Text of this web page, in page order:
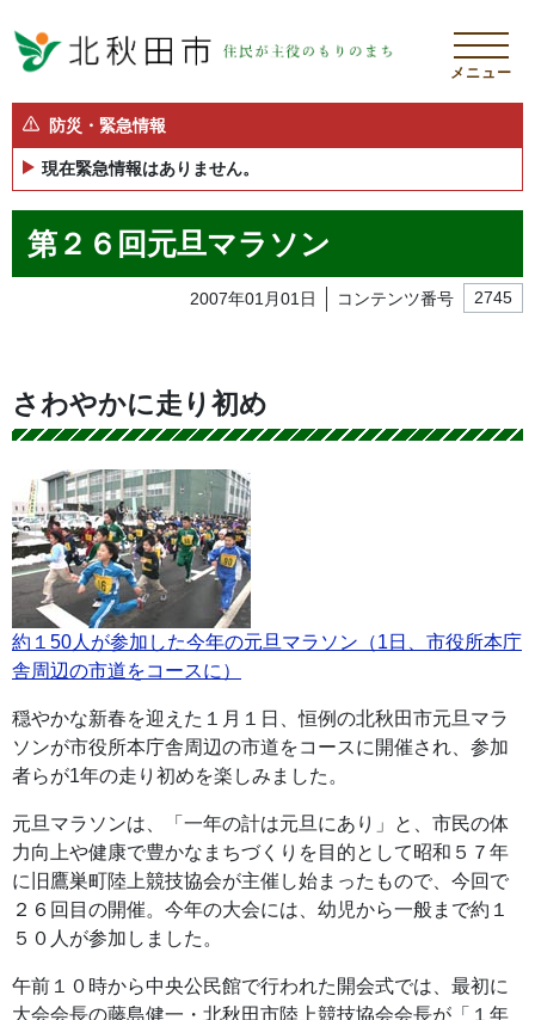
メニュー
防災・緊急情報
現在緊急情報はありません。
第２６回元旦マラソン
2007年01月01日 コンテンツ番号 2745
さわやかに走り初め
約１50人が参加した今年の元旦マラソン（1日、市役所本庁
舎周辺の市道をコースに）
穏やかな新春を迎えた１月１日、恒例の北秋田市元旦マラ
ソンが市役所本庁舎周辺の市道をコースに開催され、参加
者らが1年の走り初めを楽しみました。
元旦マラソンは、「一年の計は元旦にあり」と、市民の体
力向上や健康で豊かなまちづくりを目的として昭和５７年
に旧鷹巣町陸上競技協会が主催し始まったもので、今回で
２６回目の開催。今年の大会には、幼児から一般まで約１
５０人が参加しました。
午前１０時から中央公民館で行われた開会式では、最初に
大会会長の藤島健一・北秋田市陸上競技協会会長が「１年